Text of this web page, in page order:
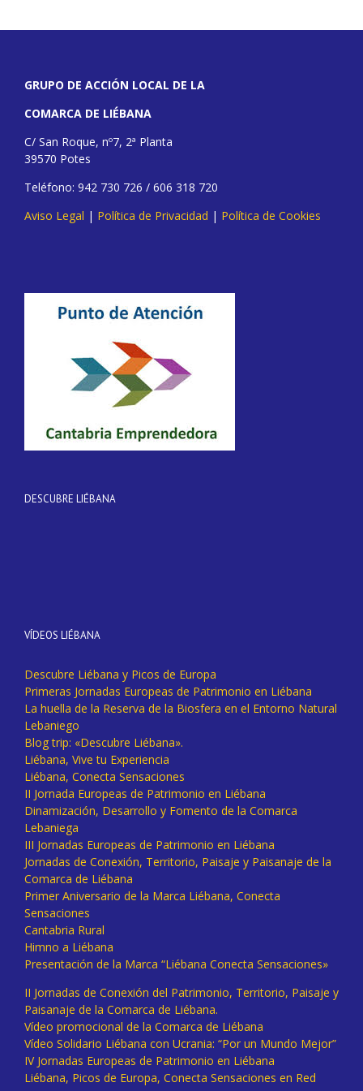
GRUPO DE ACCIÓN LOCAL DE LA
COMARCA DE LIÉBANA
C/ San Roque, nº7, 2ª Planta
39570 Potes
Teléfono: 942 730 726 / 606 318 720
Aviso Legal | Política de Privacidad | Política de Cookies
DESCUBRE LIÉBANA
VÍDEOS LIÉBANA
Descubre Liébana y Picos de Europa
Primeras Jornadas Europeas de Patrimonio en Liébana
La huella de la Reserva de la Biosfera en el Entorno Natural
Lebaniego
Blog trip: «Descubre Liébana».
Liébana, Vive tu Experiencia
Liébana, Conecta Sensaciones
II Jornada Europeas de Patrimonio en Liébana
Dinamización, Desarrollo y Fomento de la Comarca
Lebaniega
III Jornadas Europeas de Patrimonio en Liébana
Jornadas de Conexión, Territorio, Paisaje y Paisanaje de la
Comarca de Liébana
Primer Aniversario de la Marca Liébana, Conecta
Sensaciones
Cantabria Rural
Himno a Liébana
Presentación de la Marca “Liébana Conecta Sensaciones»
II Jornadas de Conexión del Patrimonio, Territorio, Paisaje y
Paisanaje de la Comarca de Liébana.
Vídeo promocional de la Comarca de Liébana
Vídeo Solidario Liébana con Ucrania: “Por un Mundo Mejor”
IV Jornadas Europeas de Patrimonio en Liébana
Liébana, Picos de Europa, Conecta Sensaciones en Red